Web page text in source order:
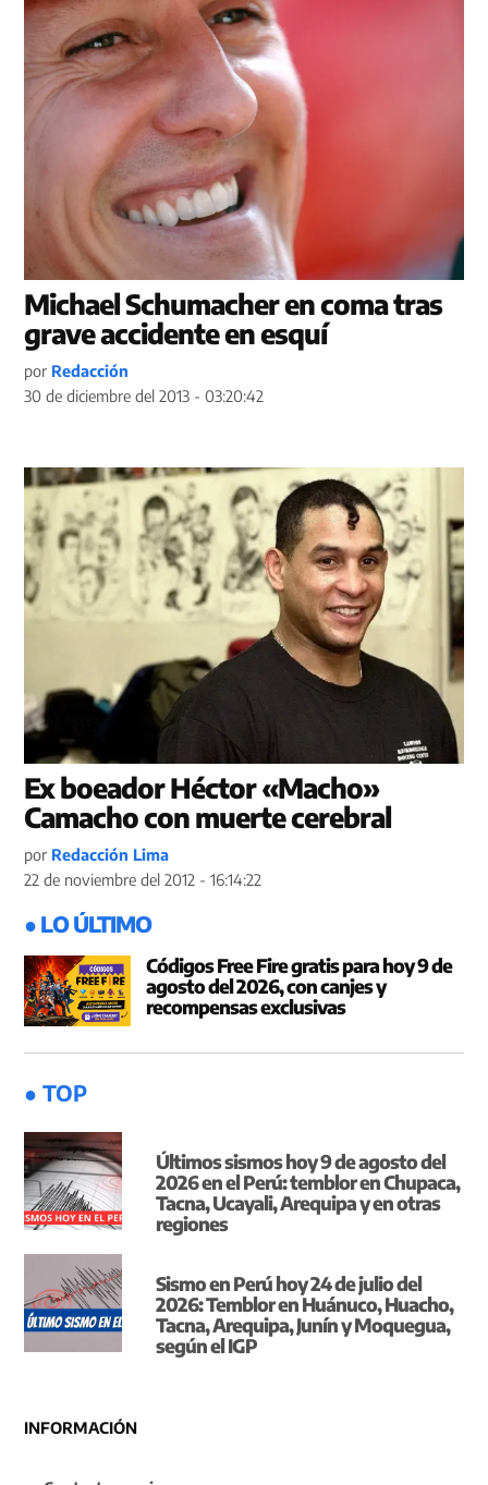
Michael Schumacher en coma tras
grave accidente en esquí
por Redacción
30 de diciembre del 2013 - 03:20:42
Ex boeador Héctor «Macho»
Camacho con muerte cerebral
por Redacción Lima
22 de noviembre del 2012 - 16:14:22
● LO ÚLTIMO
Códigos Free Fire gratis para hoy 9 de
agosto del 2026, con canjes y
recompensas exclusivas
● TOP
Últimos sismos hoy 9 de agosto del
2026 en el Perú: temblor en Chupaca,
Tacna, Ucayali, Arequipa y en otras
regiones
Sismo en Perú hoy 24 de julio del
2026: Temblor en Huánuco, Huacho,
Tacna, Arequipa, Junín y Moquegua,
según el IGP
INFORMACIÓN